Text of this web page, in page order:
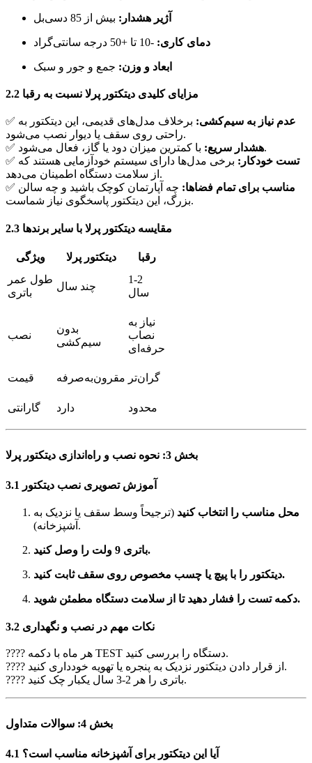
آژیر هشدار: بیش از 85 دسی‌بل
دمای کاری: -10 تا +50 درجه سانتی‌گراد
ابعاد و وزن: جمع و جور و سبک
2.2 مزایای کلیدی دیتکتور پرلا نسبت به رقبا
✅ عدم نیاز به سیم‌کشی: برخلاف مدل‌های قدیمی، این دیتکتور به
راحتی روی سقف یا دیوار نصب می‌شود.
✅
هشدار سریع:با کمترین میزان دود یا گاز، فعال می‌شود.
✅
تست خودکار: برخی مدل‌ها دارای سیستم خودآزمایی هستند که
از سلامت دستگاه اطمینان می‌دهد.
✅
مناسب برای تمام فضاها: چه آپارتمان کوچک باشید و چه سالن
بزرگ، این دیتکتور پاسخگوی نیاز شماست.
2.3 مقایسه دیتکتور پرلا با سایر برندها
ویژگی دیتکتور پرلا
رقبا
طول عمر
باتری
چند سال
1-2
سال
نصب
بدون
سیم‌کشی
نیاز به
نصاب
حرفه‌ای
قیمت مقرون‌به‌صرفه گران‌تر
گارانتی دارد محدود
بخش 3: نحوه نصب و راه‌اندازی دیتکتور پرلا
3.1 آموزش تصویری نصب دیتکتور
محل مناسب را انتخاب کنید (ترجیحاً وسط سقف یا نزدیک به
آشپزخانه).
باتری 9 ولت را وصل کنید.
دیتکتور را با پیچ یا چسب مخصوص روی سقف ثابت کنید.
دکمه تست را فشار دهید تا از سلامت دستگاه مطمئن شوید.
3.2 نکات مهم در نصب و نگهداری
???? هر ماه با دکمه TEST دستگاه را بررسی کنید.
???? از قرار دادن دیتکتور نزدیک به پنجره یا تهویه خودداری کنید.
???? باتری را هر 2-3 سال یکبار چک کنید.
بخش 4: سوالات متداول
4.1 آیا این دیتکتور برای آشپزخانه مناسب است؟